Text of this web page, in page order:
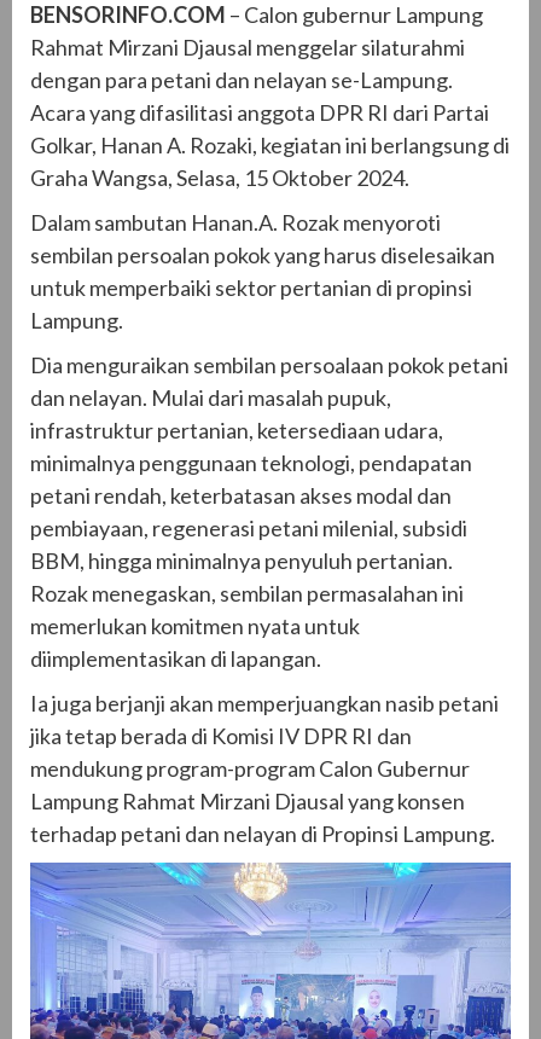
BENSORINFO.COM – Calon gubernur Lampung
Rahmat Mirzani Djausal menggelar silaturahmi
dengan para petani dan nelayan se-Lampung.
Acara yang difasilitasi anggota DPR RI dari Partai
Golkar, Hanan A. Rozaki, kegiatan ini berlangsung di
Graha Wangsa, Selasa, 15 Oktober 2024.
Dalam sambutan Hanan.A. Rozak menyoroti
sembilan persoalan pokok yang harus diselesaikan
untuk memperbaiki sektor pertanian di propinsi
Lampung.
Dia menguraikan sembilan persoalaan pokok petani
dan nelayan. Mulai dari masalah pupuk,
infrastruktur pertanian, ketersediaan udara,
minimalnya penggunaan teknologi, pendapatan
petani rendah, keterbatasan akses modal dan
pembiayaan, regenerasi petani milenial, subsidi
BBM, hingga minimalnya penyuluh pertanian.
Rozak menegaskan, sembilan permasalahan ini
memerlukan komitmen nyata untuk
diimplementasikan di lapangan.
Ia juga berjanji akan memperjuangkan nasib petani
jika tetap berada di Komisi IV DPR RI dan
mendukung program-program Calon Gubernur
Lampung Rahmat Mirzani Djausal yang konsen
terhadap petani dan nelayan di Propinsi Lampung.